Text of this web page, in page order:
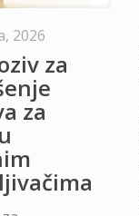
2026
za
za